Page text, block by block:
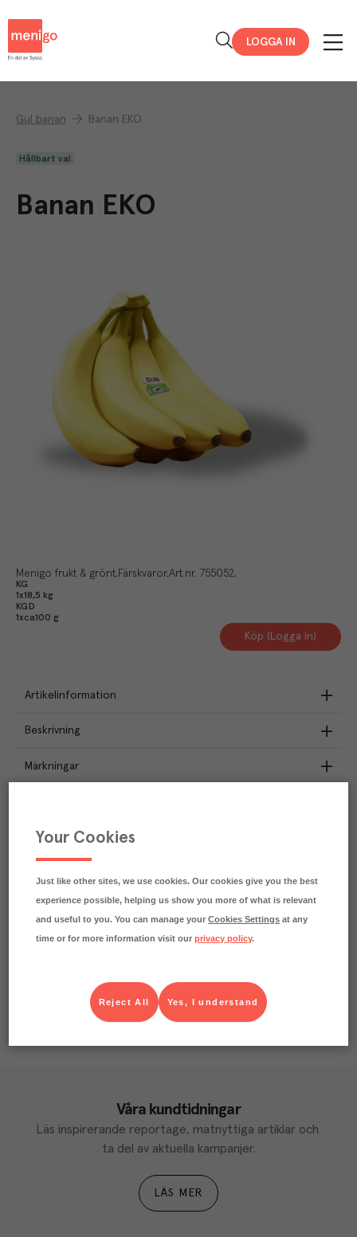
LOGGA IN
Gul banan Banan EKO
Hållbart val
Banan EKO
Menigo frukt & grönt Färskvaror Art.nr. 755052
KG
1x18,5 kg
KGD
1xca100 g
Köp (Logga in)
Artikelinformation
Beskrivning
Märkningar
Klimatavtryck
CO₂e/kg
Varje kilo av varan påverkar klimatet motsvarande
Läs mer om hur vi beräknar klimatavtryck
Våra kundtidningar
Läs inspirerande reportage, matnyttiga artiklar och
ta del av aktuella kampanjer.
LÄS MER
Your Cookies
Just like other sites, we use cookies. Our cookies give you the best
experience possible, helping us show you more of what is relevant
and useful to you. You can manage yourCookies Settings at any
time or for more information visit ourprivacy policy.
Yes, I understand
Reject All